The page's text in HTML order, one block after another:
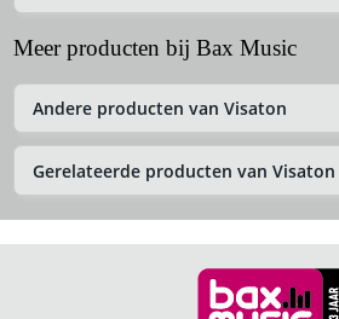
Meer producten bij Bax Music
Andere producten van Visaton
Gerelateerde producten van Visaton